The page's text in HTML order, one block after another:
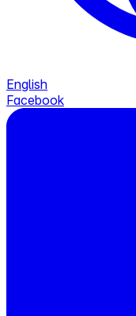
English
Facebook